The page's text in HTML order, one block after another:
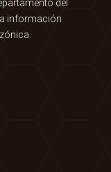
del
información